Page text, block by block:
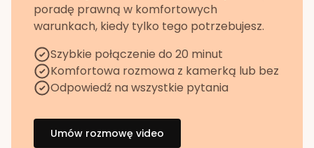
poradę prawną w komfortowych
warunkach, kiedy tylko tego potrzebujesz.
Szybkie połączenie do 20 minut
Komfortowa rozmowa z kamerką lub bez
Odpowiedź na wszystkie pytania
Umów rozmowę video